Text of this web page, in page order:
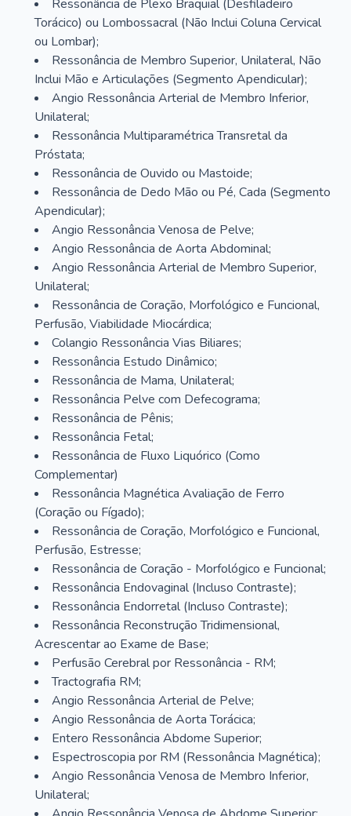
Ressonância de Plexo Braquial (Desfiladeiro
Torácico) ou Lombossacral (Não Inclui Coluna Cervical
ou Lombar);
Ressonância de Membro Superior, Unilateral, Não
Inclui Mão e Articulações (Segmento Apendicular);
Angio Ressonância Arterial de Membro Inferior,
Unilateral;
Ressonância Multiparamétrica Transretal da
Próstata;
Ressonância de Ouvido ou Mastoide;
Ressonância de Dedo Mão ou Pé, Cada (Segmento
Apendicular);
Angio Ressonância Venosa de Pelve;
Angio Ressonância de Aorta Abdominal;
Angio Ressonância Arterial de Membro Superior,
Unilateral;
Ressonância de Coração, Morfológico e Funcional,
Perfusão, Viabilidade Miocárdica;
Colangio Ressonância Vias Biliares;
Ressonância Estudo Dinâmico;
Ressonância de Mama, Unilateral;
Ressonância Pelve com Defecograma;
Ressonância de Pênis;
Ressonância Fetal;
Ressonância de Fluxo Liquórico (Como
Complementar)
Ressonância Magnética Avaliação de Ferro
(Coração ou Fígado);
Ressonância de Coração, Morfológico e Funcional,
Perfusão, Estresse;
Ressonância de Coração - Morfológico e Funcional;
Ressonância Endovaginal (Incluso Contraste);
Ressonância Endorretal (Incluso Contraste);
Ressonância Reconstrução Tridimensional,
Acrescentar ao Exame de Base;
Perfusão Cerebral por Ressonância - RM;
Tractografia RM;
Angio Ressonância Arterial de Pelve;
Angio Ressonância de Aorta Torácica;
Entero Ressonância Abdome Superior;
Espectroscopia por RM (Ressonância Magnética);
Angio Ressonância Venosa de Membro Inferior,
Unilateral;